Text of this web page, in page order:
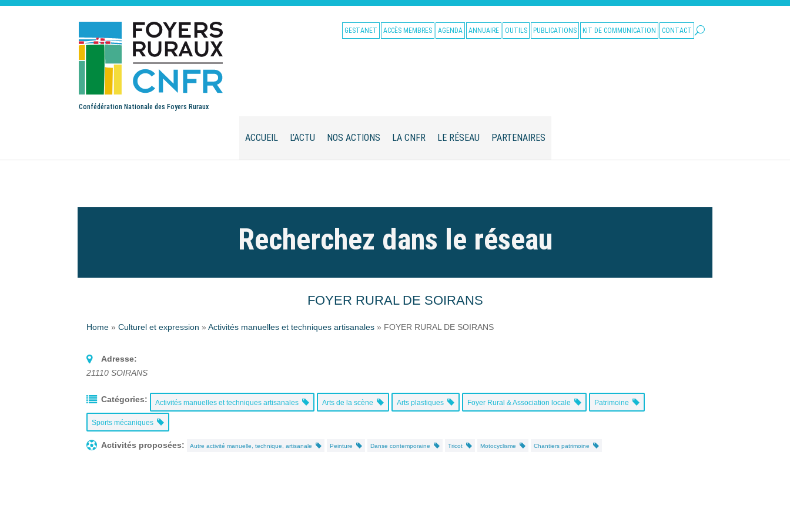
Confédération Nationale des Foyers Ruraux
GESTANET ACCÈS MEMBRES AGENDA ANNUAIRE OUTILS PUBLICATIONS KIT DE COMMUNICATION CONTACT
ACCUEIL L’ACTU NOS ACTIONS LA CNFR LE RÉSEAU PARTENAIRES
Recherchez dans le réseau
FOYER RURAL DE SOIRANS
Home » Culturel et expression » Activités manuelles et techniques artisanales » FOYER RURAL DE SOIRANS
Adresse:
21110 SOIRANS
Catégories: Activités manuelles et techniques artisanales Arts de la scène Arts plastiques Foyer Rural & Association locale Patrimoine
Sports mécaniques
Activités proposées: Autre activité manuelle, technique, artisanale Peinture Danse contemporaine Tricot Motocyclisme Chantiers patrimoine